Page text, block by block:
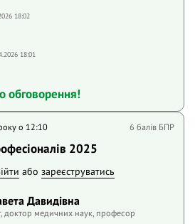
18:02
18:01
обговорення!
o 12:10 6 балів БПР
2025
або зареєструватись
Давидівна
доктор медичних наук, професор